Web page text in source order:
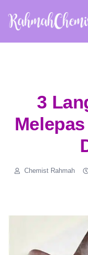
3
Chemist Rahmah